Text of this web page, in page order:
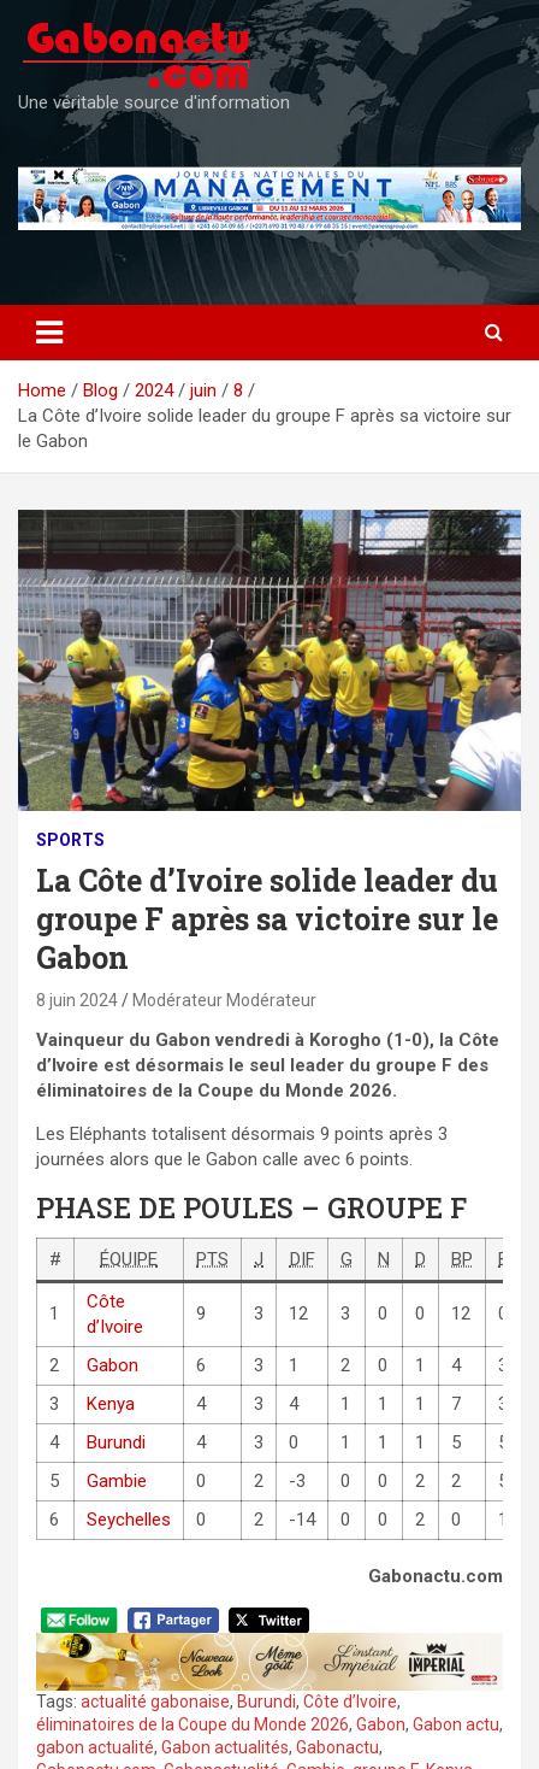
content
Une véritable source d'information
Home Blog 2024 juin
8
La Côte d’Ivoire solide leader du groupe F après sa victoire sur
le Gabon
SPORTS
La Côte d’Ivoire solide leader du
groupe F après sa victoire sur le
Gabon
8 juin 2024 Modérateur Modérateur
Vainqueur du Gabon vendredi à Korogho (1-0), la Côte
d’Ivoire est désormais le seul leader du groupe F des
éliminatoires de la Coupe du Monde 2026.
Les Eléphants totalisent désormais 9 points après 3
journées alors que le Gabon calle avec 6 points.
PHASE DE POULES – GROUPE F
# ÉQUIPE PTS J DIF G N D BP BC
1
Côte
d’Ivoire
9 3 12 3 0 0 12 0
2 Gabon 6 3 1 2 0 1 4
3
3
Kenya 4 3 4 1 1 1 7
3
4
Burundi 4 3 0 1 1 1 5
5
5
Gambie 0 2 -3 0 0 2 2
5
6
Seychelles 0 2 -14 0 0 2 0 14
Gabonactu.com
Tags: actualité gabonaise, Burundi, Côte d’Ivoire,
éliminatoires de la Coupe du Monde 2026, Gabon, Gabon actu,
gabon actualité, Gabon actualités, Gabonactu,